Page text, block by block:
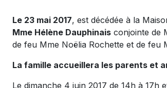
Le 23 mai 2017, est décédée à la
Mme Hélène Dauphinais conjointe de
de feu Mme Noëlia Rochette et de feu
La famille accueillera les parents et
Le dimanche 4 juin 2017 de 14h à 17h